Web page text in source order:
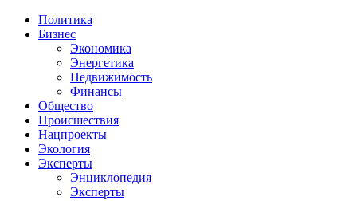
Политика
Бизнес
Экономика
Энергетика
Недвижимость
Финансы
Общество
Происшествия
Нацпроекты
Экология
Эксперты
Энциклопедия
Эксперты